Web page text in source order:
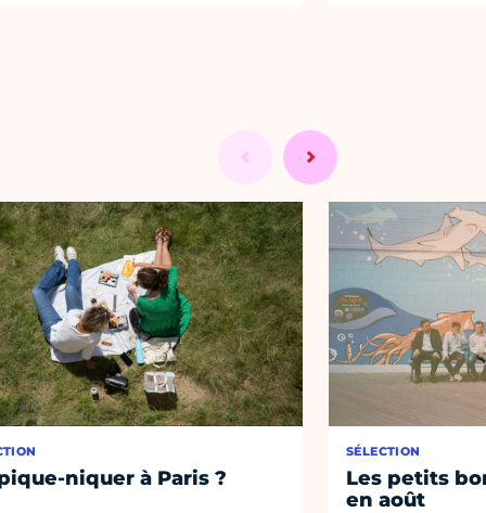
niquer à Paris ?
SÉLECTION
Les petits
en août